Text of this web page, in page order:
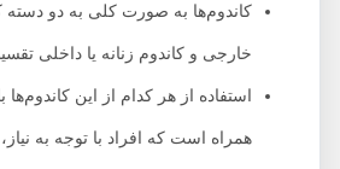
کاندوم‌ها به صورت کلی به دو دسته
خارجی و کاندوم زنانه یا داخلی تقسیم
استفاده از هر کدام از این کاندوم‌ها با
همراه است که افراد با توجه به نیاز،